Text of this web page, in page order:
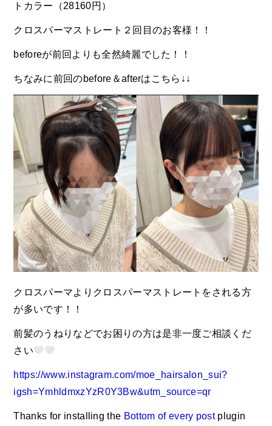
トカラー（28160円）
クロスパーマストレート２回目のお客様！！
beforeが前回よりも全然綺麗でした！！
ちなみに前回のbefore＆afterはこちら↓↓
クロスパーマよりクロスパーマストレートをされる方
が多いです！！
前髪のうねりなどでお困りの方は是非一度ご相談くだ
さい
https://www.instagram.com/moe_hairsalon_sui?
igsh=YmhldmxzYzR0Y3Bw&utm_source=qr
Thanks for installing the Bottom of every postplugin